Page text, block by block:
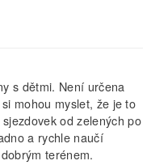
s dětmi. Není určena
mohou myslet, že je to
od zelených po
a rychle naučí
terénem.